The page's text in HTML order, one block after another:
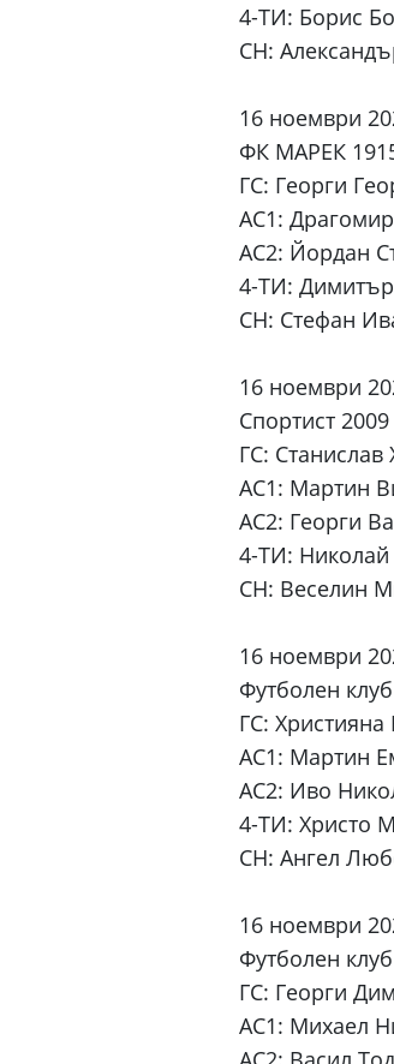
4-ТИ: Борис
СН:
16 ноември
ФК МАРЕК
ГС: Георги
АС1:
АС2: Йордан
4-ТИ:
СН: Стефан
16 ноември
Спортист
ГС: Станислав
АС1: Мартин
АС2: Георги
4-ТИ:
СН: Веселин
16 ноември
Футболен
ГС:
АС1: Мартин
АС2: Иво
4-ТИ: Христо
СН: Ангел
16 ноември
Футболен
ГС: Георги
АС1: Михаел